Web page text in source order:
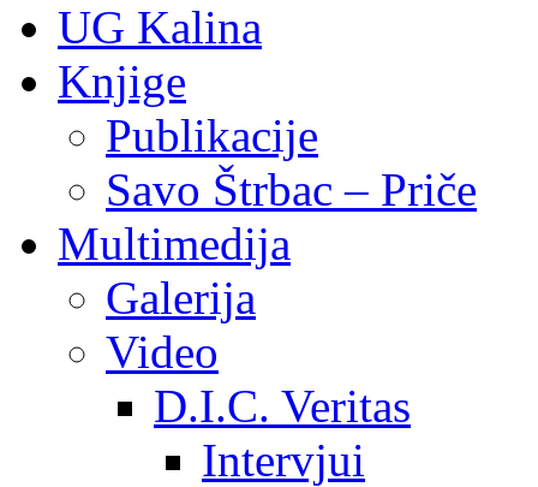
UG Kalina
Knjige
Publikacije
Savo Štrbac – Priče
Multimedija
Galerija
Video
D.I.C. Veritas
Intervjui